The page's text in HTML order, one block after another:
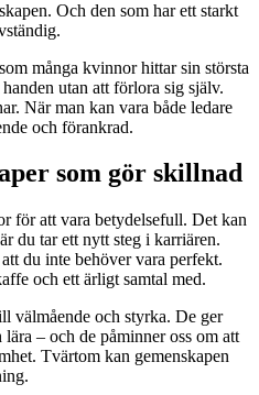
Och den som har ett starkt
många kvinnor hittar sin största
utan att förlora sig själv.
När man kan vara både ledare
och förankrad.
som gör skillnad
för att vara betydelsefull. Det kan
du tar ett nytt steg i karriären.
du inte behöver vara perfekt.
och ett ärligt samtal med.
välmående och styrka. De ger
– och de påminner oss om att
Tvärtom kan gemenskapen